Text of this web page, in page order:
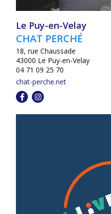
Le Puy-en-Velay
CHAT PERCHÉ
18, rue Chaussade
43000 Le Puy-en-Velay
04 71 09 25 70
chat-perche.net